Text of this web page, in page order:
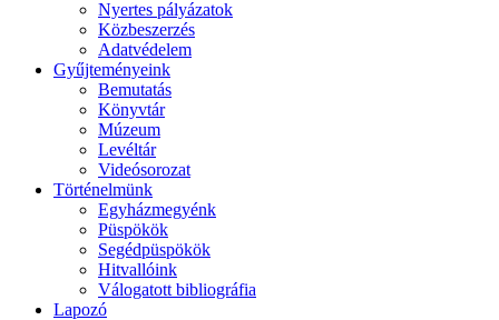
Nyertes pályázatok
Közbeszerzés
Adatvédelem
Gyűjteményeink
Bemutatás
Könyvtár
Múzeum
Levéltár
Videósorozat
Történelmünk
Egyházmegyénk
Püspökök
Segédpüspökök
Hitvallóink
Válogatott bibliográfia
Lapozó